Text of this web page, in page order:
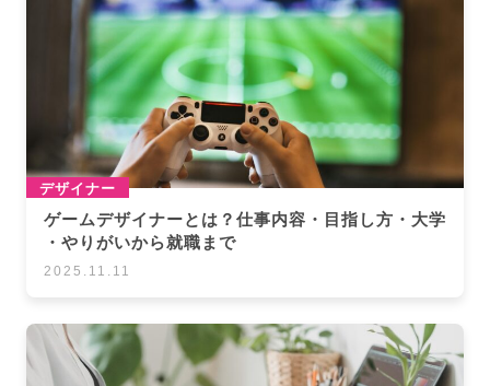
デザイナー
ゲームデザイナーとは？仕事内容・目指し方・大学
・やりがいから就職まで
2025.11.11